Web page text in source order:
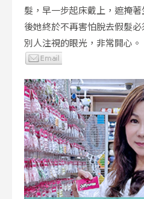
髮，早一步起床戴上，遮掩
後她終於不再害怕脫去假髮
別人注視的眼光，非常開心。